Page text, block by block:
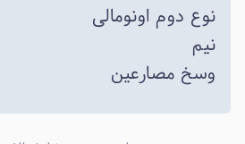
نوع دوم اونومالی
نیم
وسخ مصارعین